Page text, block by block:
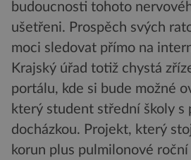
budoucnosti tohoto
ušetřeni. Prospěch svých
moci sledovat přímo na
Krajský úřad totiž chystá
portálu, kde si bude možné
který student střední školy s
docházkou. Projekt, který
korun plus pulmilonové